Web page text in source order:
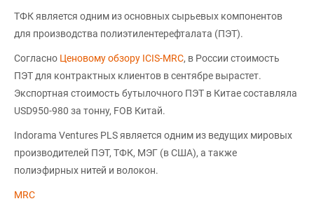
ТФК является одним из основных сырьевых компонентов
для производства полиэтилентерефталата (ПЭТ).
Согласно Ценовому обзору ICIS-MRC, в России стоимость
ПЭТ для контрактных клиентов в сентябре вырастет.
Экспортная стоимость бутылочного ПЭТ в Китае составляла
USD950-980 за тонну, FOB Китай.
Indorama Ventures PLS является одним из ведущих мировых
производителей ПЭТ, ТФК, МЭГ (в США), а также
полиэфирных нитей и волокон.
MRC